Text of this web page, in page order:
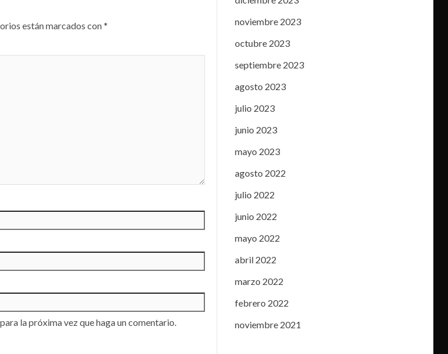
están marcados con*
la próxima vez que haga un comentario.
noviembre 2023
octubre 2023
septiembre 2023
agosto 2023
julio 2023
junio 2023
mayo 2023
agosto 2022
julio 2022
junio 2022
mayo 2022
abril 2022
marzo 2022
febrero 2022
noviembre 2021